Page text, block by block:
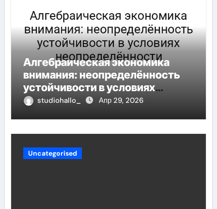
Алгебраическая экономика
внимания: неопределённость
устойчивости в условиях
неопределённости
studiohallo_ Апр 29, 2026
Uncategorised